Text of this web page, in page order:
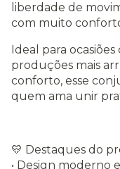
liberdade de
com muito
Ideal para
produções mais
conforto, esse
quem ama unir
💛 Destaques do
• Design moderno